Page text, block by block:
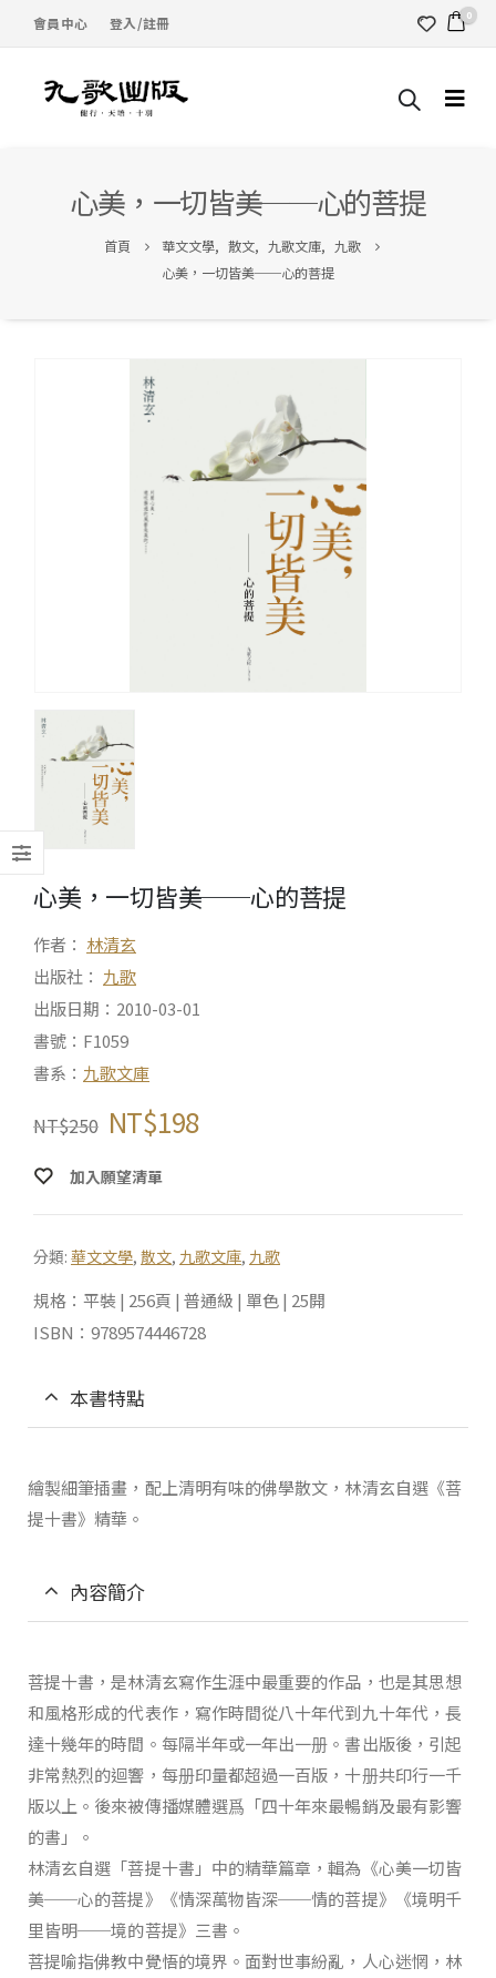
會員中心 登入/註冊 0
心美，一切皆美──心的菩提
首頁 華文文學, 散文, 九歌文庫, 九歌
心美，一切皆美──心的菩提
心美，一切皆美──心的菩提
作者： 林清玄
出版社： 九歌
出版日期：2010-03-01
書號：F1059
書系： 九歌文庫
NT$250 NT$198
加入願望清單
分類: 華文文學, 散文, 九歌文庫, 九歌
規格：平裝 | 256頁 | 普通級 | 單色 | 25開
ISBN：9789574446728
本書特點
繪製細筆插畫，配上清明有味的佛學散文，林清玄自選《菩
提十書》精華。
內容簡介
菩提十書，是林清玄寫作生涯中最重要的作品，也是其思想
和風格形成的代表作，寫作時間從八十年代到九十年代，長
達十幾年的時間。每隔半年或一年出一册。書出版後，引起
非常熱烈的迴響，每册印量都超過一百版，十册共印行一千
版以上。後來被傳播媒體選爲「四十年來最暢銷及最有影響
的書」。
林清玄自選「菩提十書」中的精華篇章，輯為《心美一切皆
美──心的菩提》《情深萬物皆深──情的菩提》《境明千
里皆明──境的菩提》三書。
菩提喻指佛教中覺悟的境界。面對世事紛亂，人心迷惘，林